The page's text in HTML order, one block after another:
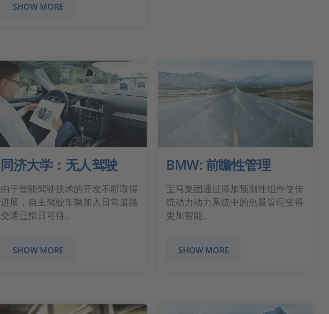
SHOW MORE
同济大学：无人驾驶
由于智能驾驶技术的开发不断取得
进展，自主驾驶车辆加入日常道路
交通已指日可待。
SHOW MORE
BMW: 前瞻性管理
宝马集团通过添加预测性组件使传
统动力动力系统中的热量管理变得
更加智能。
SHOW MORE